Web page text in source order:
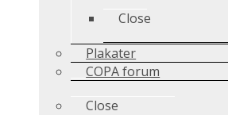
Close
Plakater
COPA forum
Close